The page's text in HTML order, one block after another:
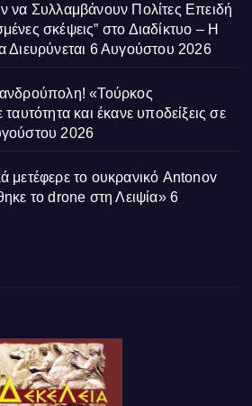
να Συλλαμβάνουν Πολίτες Επειδή
σκέψεις” στο Διαδίκτυο – Η
Διευρύνεται 6 Αυγούστου 2026
«Τούρκος
και έκανε υποδείξεις σε
2026
μετέφερε το ουκρανικό Antonov
το drone στη Λειψία» 6